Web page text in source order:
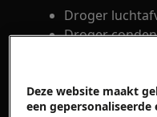
Droger
Droger
Oplossing
Deze website maakt
een